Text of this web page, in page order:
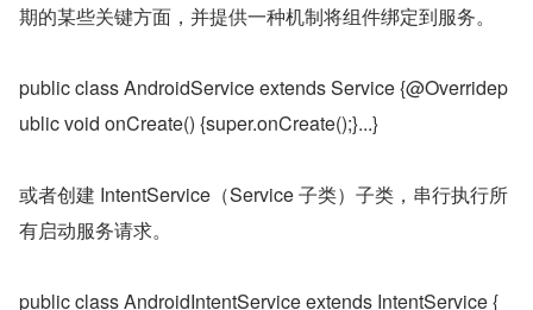
期的某些关键方面，并提供一种机制将组件绑定到服务。
public class AndroidService extends Service {@Overridep
ublic void onCreate() {super.onCreate();}...}
或者创建 IntentService（Service 子类）子类，串行执行所
有启动服务请求。
public class AndroidIntentService extends IntentService {